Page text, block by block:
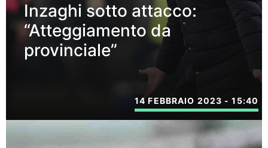
Inzaghi sotto attacco:
“Atteggiamento da
provinciale”
14 FEBBRAIO 2023 - 15:40